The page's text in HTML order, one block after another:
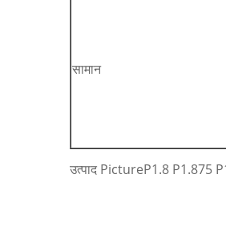
सामान
उत्पाद PictureP1.8 P1.875